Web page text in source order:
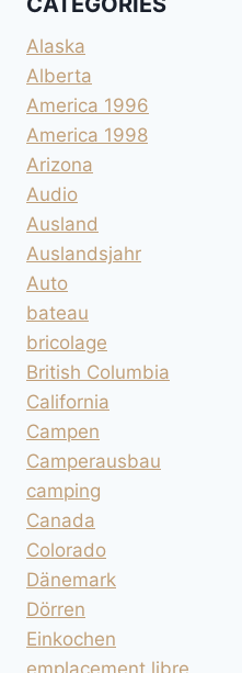
Alaska
Alberta
America 1996
America 1998
Arizona
Audio
Ausland
Auslandsjahr
Auto
bateau
bricolage
British Columbia
California
Campen
Camperausbau
camping
Canada
Colorado
Dänemark
Dörren
Einkochen
emplacement libre